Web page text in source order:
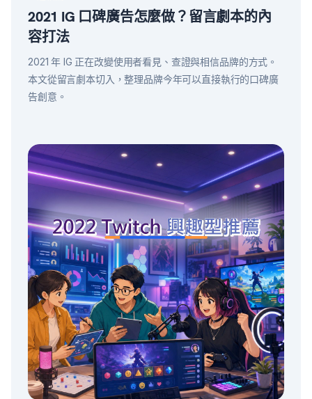
2021 IG 口碑廣告怎麼做？留言劇本的內
容打法
2021 年 IG 正在改變使用者看見、查證與相信品牌的方式。
本文從留言劇本切入，整理品牌今年可以直接執行的口碑廣
告創意。